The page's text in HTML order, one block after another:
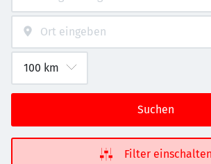
Suchen
Filter einschalten